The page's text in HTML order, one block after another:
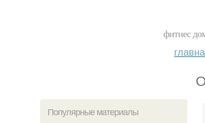
фитнес
Популярные материалы